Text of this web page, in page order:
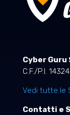
Cyber Guru
C.F./P.I.
Vedi tutte le
Contatti e